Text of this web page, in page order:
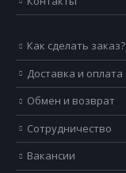
Как сделать заказ?
Доставка и оплата
Обмен и возврат
Сотрудничество
Вакансии